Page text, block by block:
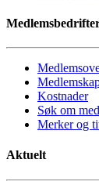
Kostnader
Søk om
Merker og
Aktuelt